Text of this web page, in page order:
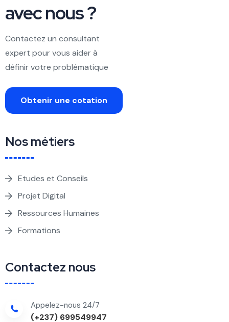
avec nous ?
Contactez un consultant
expert pour vous aider à
définir votre problématique
Obtenir une cotation
Nos métiers
Etudes et Conseils
Projet Digital
Ressources Humaines
Formations
Contactez nous
Appelez-nous 24/7
(+237) 699549947